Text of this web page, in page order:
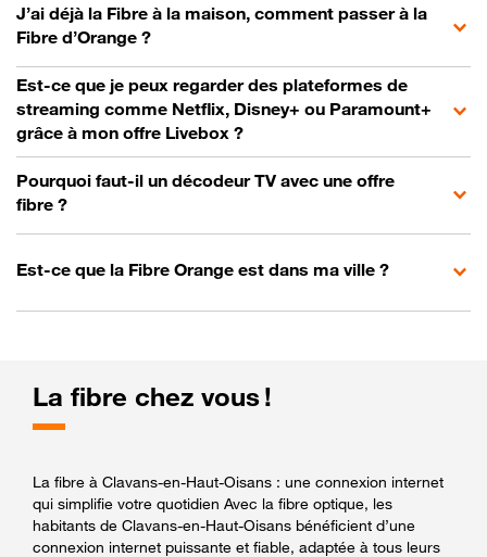
J’ai déjà la Fibre à la maison, comment passer à la
Fibre d’Orange ?
Est-ce que je peux regarder des plateformes de
streaming comme Netflix, Disney+ ou Paramount+
grâce à mon offre Livebox ?
Pourquoi faut-il un décodeur TV avec une offre
fibre ?
Est-ce que la Fibre Orange est dans ma ville ?
La fibre chez vous !
La fibre à Clavans-en-Haut-Oisans : une connexion internet
qui simplifie votre quotidien Avec la fibre optique, les
habitants de Clavans-en-Haut-Oisans bénéficient d’une
connexion internet puissante et fiable, adaptée à tous leurs